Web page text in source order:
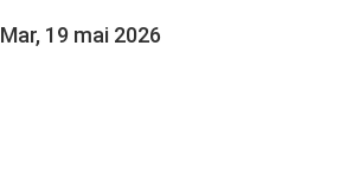
Mar, 19 mai 2026